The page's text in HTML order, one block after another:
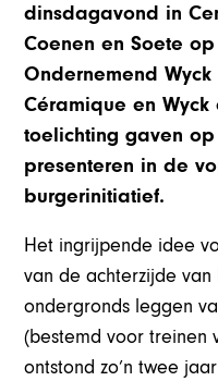
dinsdagavond in
Coenen en Soete
Ondernemend
Céramique en
toelichting gaven
presenteren in de
burgerinitiatief.
Het ingrijpende idee
van de achterzijde
ondergronds leggen
(bestemd voor treinen
ontstond zo’n twee